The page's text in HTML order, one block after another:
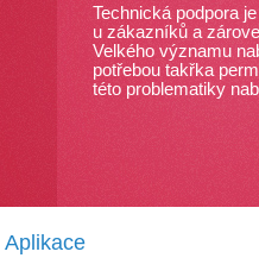
Technická podpora
u zákazníků a
Velkého významu
potřebou takřka
této problematiky
Aplikace